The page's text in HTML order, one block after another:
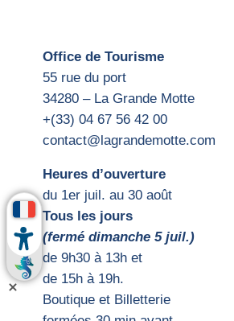
Office de Tourisme
55 rue du port
34280 – La Grande Motte
+(33) 04 67 56 42 00
contact@lagrandemotte.com
Heures d’ouverture
du 1er juil. au 30 août
Tous les jours
(fermé dimanche 5 juil.)
de 9h30 à 13h et
de 15h à 19h.
Boutique et Billetterie